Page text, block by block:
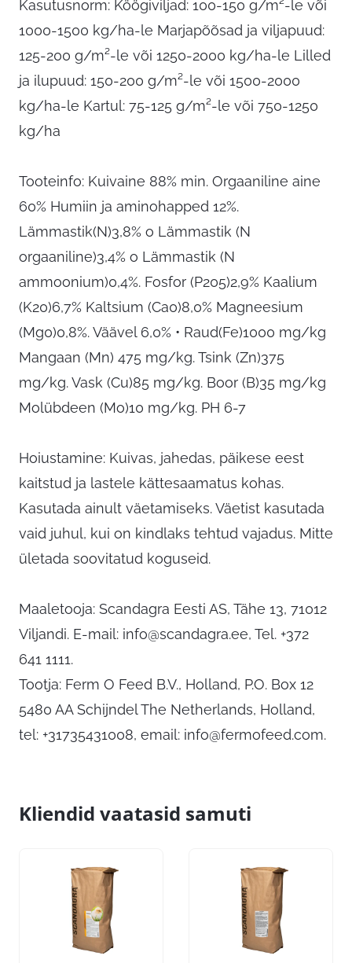
Kasutusnorm: Köögiviljad: 100-150 g/m²-le või
1000-1500 kg/ha-le Marjapõõsad ja viljapuud:
125-200 g/m²-le või 1250-2000 kg/ha-le Lilled
ja ilupuud: 150-200 g/m²-le või 1500-2000
kg/ha-le Kartul: 75-125 g/m²-le või 750-1250
kg/ha
Tooteinfo: Kuivaine 88% min. Orgaaniline aine
60% Humiin ja aminohapped 12%.
Lämmastik(N)3,8% o Lämmastik (N
orgaaniline)3,4% o Lämmastik (N
ammoonium)0,4%. Fosfor (P205)2,9% Kaalium
(K20)6,7% Kaltsium (Ca0)8,0% Magneesium
(Mg0)0,8%. Väävel 6,0% • Raud(Fe)1000 mg/kg
Mangaan (Mn) 475 mg/kg. Tsink (Zn)375
mg/kg. Vask (Cu)85 mg/kg. Boor (B)35 mg/kg
Molübdeen (Mo)10 mg/kg. PH 6-7
Hoiustamine: Kuivas, jahedas, päikese eest
kaitstud ja lastele kättesaamatus kohas.
Kasutada ainult väetamiseks. Väetist kasutada
vaid juhul, kui on kindlaks tehtud vajadus. Mitte
ületada soovitatud koguseid.
Maaletooja: Scandagra Eesti AS, Tähe 13, 71012
Viljandi. E-mail: info@scandagra.ee, Tel. +372
641 1111.
Tootja: Ferm O Feed B.V., Holland, P.O. Box 12
5480 AA Schijndel The Netherlands, Holland,
tel: +31735431008, email: info@fermofeed.com.
Kliendid vaatasid samuti